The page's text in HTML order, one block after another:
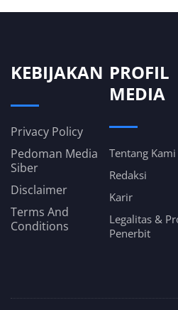
KEBIJAKAN
Privacy Policy
Pedoman Media
Siber
Disclaimer
Terms And
Conditions
PROFIL
MEDIA
Tentang Kami
Redaksi
Karir
Legalitas &
Penerbit